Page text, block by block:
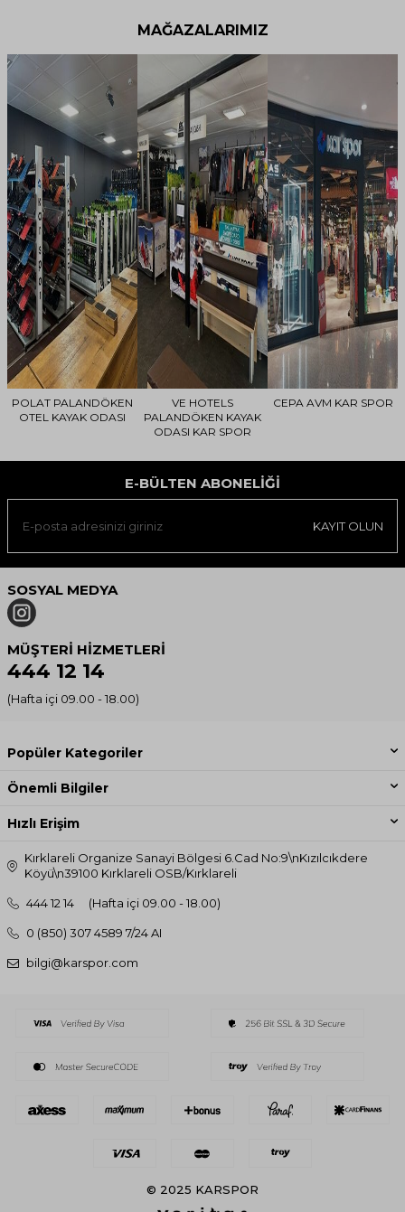
MAĞAZALARIMIZ
POLAT PALANDÖKEN
OTEL KAYAK ODASI
VE HOTELS
PALANDÖKEN KAYAK
ODASI KAR SPOR
CEPA AVM KAR SPOR
E-BÜLTEN ABONELIĞI
KAYIT OLUN
SOSYAL MEDYA
MÜŞTERI HIZMETLERI
444 12 14
(Hafta içi 09.00 - 18.00)
Popüler Kategoriler
Önemli Bilgiler
Hızlı Erişim
Kırklareli Organize Sanayi Bölgesi 6.Cad No:9\nKızılcıkdere
Köyü\n39100 Kırklareli OSB/Kırklareli
444 12 14 (Hafta içi 09.00 - 18.00)
0 (850) 307 4589 7/24 AI
bilgi@karspor.com
© 2025 KARSPOR